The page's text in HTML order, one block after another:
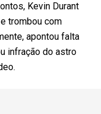
Kevin Durant
trombou com
apontou falta
infração do astro